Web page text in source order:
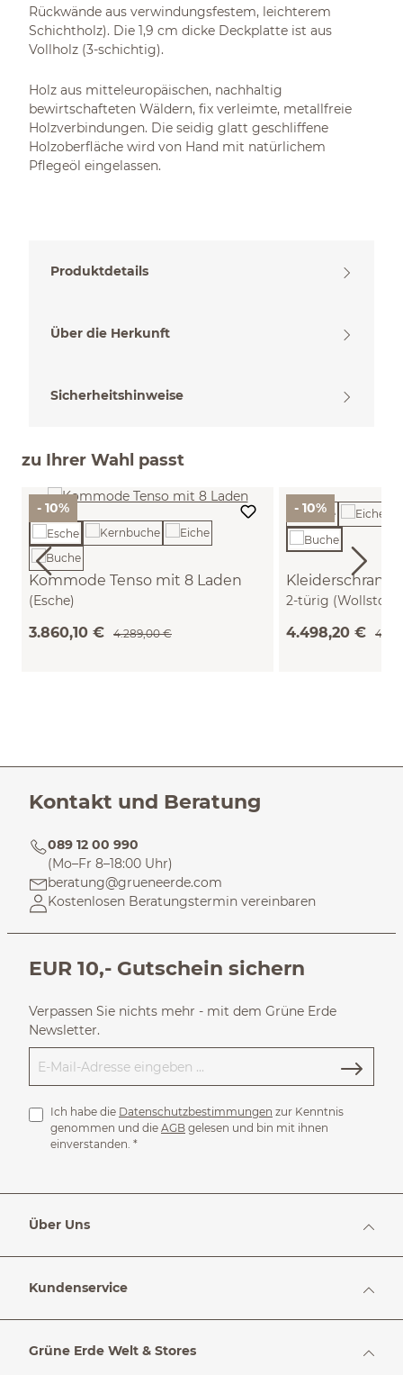
Rückwände aus verwindungsfestem, leichterem
Schichtholz). Die 1,9 cm dicke Deckplatte ist aus
Vollholz (3-schichtig).
Holz aus mitteleuropäischen, nachhaltig
bewirtschafteten Wäldern, fix verleimte, metallfreie
Holzverbindungen. Die seidig glatt geschliffene
Holzoberfläche wird von Hand mit natürlichem
Pflegeöl eingelassen.
Produktdetails
Über die Herkunft
Sicherheitshinweise
zu Ihrer Wahl passt
- 10%
Kommode Tenso mit 8 Laden
(Esche)
3.860,10 € 4.289,00 €
- 10%
Kleiderschrank
2-türig (Wollstoff
4.498,20 €
Kontakt und Beratung
089 12 00 990
(Mo–Fr 8–18:00 Uhr)
beratung@grueneerde.com
Kostenlosen Beratungstermin vereinbaren
EUR 10,- Gutschein sichern
Verpassen Sie nichts mehr - mit dem Grüne Erde
Newsletter.
Ich habe die Datenschutzbestimmungen zur Kenntnis
genommen und die AGB gelesen und bin mit ihnen
einverstanden. *
Über Uns
Kundenservice
Grüne Erde Welt & Stores